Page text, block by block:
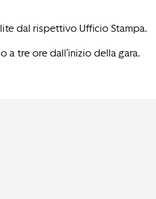
dal rispettivo Ufficio Stampa.
a tre ore dall’inizio della gara.